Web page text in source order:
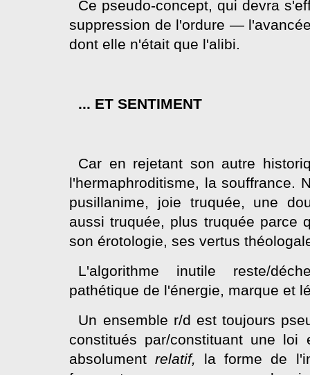
Ce pseudo-concept, qui devra
suppression de l'ordure —
dont elle n'était que l'alibi.
... ET SENTIMENT
Car en rejetant son autre
l'hermaphroditisme, la souffrance.
pusillanime, joie truquée, une
aussi truquée, plus truquée parce
son érotologie, ses vertus
L'algorithme inutile reste/
pathétique de l'énergie, marque et
Un ensemble r/d est toujours
constitués par/constituant une loi
absolumentrelatif, la forme de